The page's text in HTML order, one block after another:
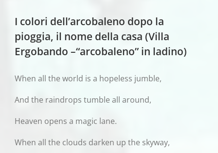
I colori dell’arcobaleno dopo la
pioggia, il nome della casa (Villa
Ergobando –“arcobaleno” in ladino)
When all the world is a hopeless jumble,
And the raindrops tumble all around,
Heaven opens a magic lane.
When all the clouds darken up the skyway,